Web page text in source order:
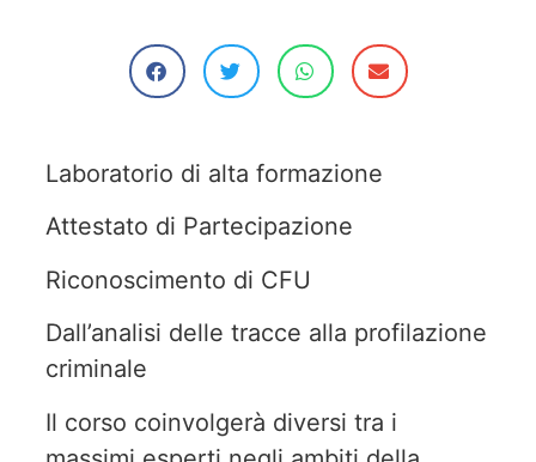
Laboratorio di alta formazione
Attestato di Partecipazione
Riconoscimento di CFU
Dall’analisi delle tracce alla profilazione
criminale
Il corso coinvolgerà diversi tra i